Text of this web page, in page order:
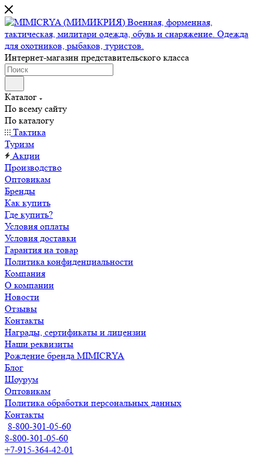
Интернет-магазин представительского класса
Каталог
По всему сайту
По каталогу
Тактика
Туризм
Акции
Производство
Оптовикам
Бренды
Как купить
Где купить?
Условия оплаты
Условия доставки
Гарантия на товар
Политика конфиденциальности
Компания
О компании
Новости
Отзывы
Контакты
Награды, сертификаты и лицензии
Наши реквизиты
Рождение бренда MIMICRYA
Блог
Шоурум
Оптовикам
Политика обработки персональных данных
Контакты
8-800-301-05-60
8-800-301-05-60
+7-915-364-42-01